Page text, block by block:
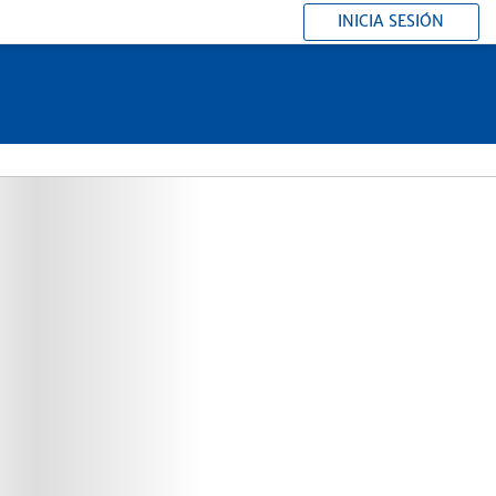
INICIA SESIÓN